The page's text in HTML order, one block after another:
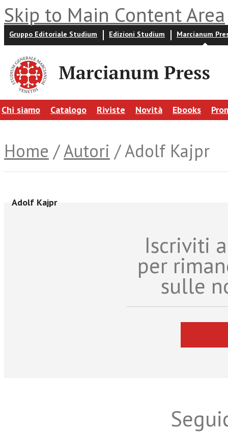
Skip to Main Content Area
Gruppo Editoriale Studium Edizioni Studium Marcianum
Chi siamo Catalogo Riviste Novità Ebooks
Home /Autori / Adolf Kajpr
Adolf Kajpr
Iscriviti
per
sulle